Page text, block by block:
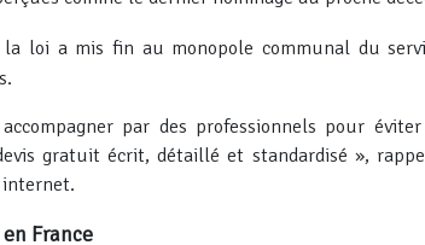
loi a mis fin au monopole communal du
par des professionnels pour
gratuit écrit, détaillé et standardisé »,
internet.
en France